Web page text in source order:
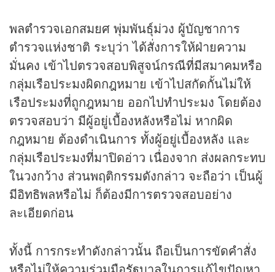
พลตำรวจเอกสมยศ พุ่มพันธุ์ม่วง ผู้บัญชาการ
ตำรวจแห่งชาติ ระบุว่า ได้สั่งการให้ฝ่ายความ
มั่นคง เข้าไปตรวจสอบพิสูจน์กรณีที่มีสมาคมหรือ
กลุ่มเรือประมงผิดกฎหมาย เข้าไปสกัดกั้นไม่ให้
เรือประมงที่ถูกฎหมาย ออกไปทำประมง โดยต้อง
ตรวจสอบว่า มีผู้อยู่เบื้องหลังหรือไม่ หากผิด
กฎหมาย ต้องดำเนินการ ทั้งผู้อยู่เบื้องหลัง และ
กลุ่มเรือประมงที่มาปิดอ่าว เนื่องจาก ส่งผลกระทบ
ในวงกว้าง ส่วนพฤติกรรมดังกล่าว จะถือว่า เป็นผู้
มีอิทธิพลหรือไม่ ก็ต้องมีการตรวจสอบอย่าง
ละเอียดก่อน
ทั้งนี้ การกระทำดังกล่าวนั้น ถือเป็นการขัดคำสั่ง